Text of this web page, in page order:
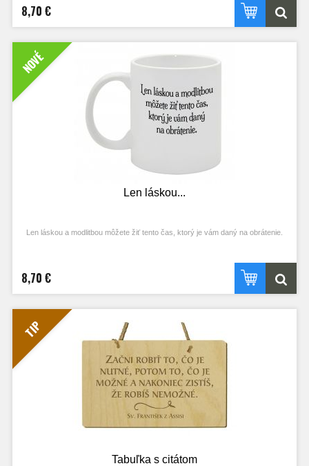
8,70 €
NOVÉ
Len láskou...
Len láskou a modlitbou môžete žiť tento čas, ktorý je vám daný na obrátenie.
8,70 €
TIP
Tabuľka s citátom